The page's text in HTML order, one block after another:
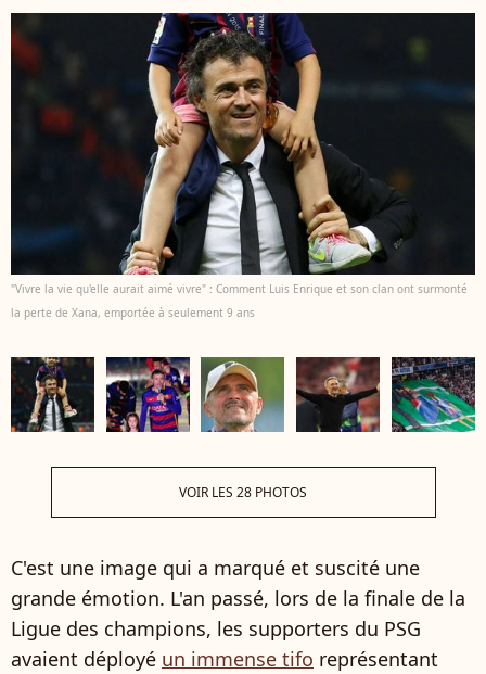
"Vivre la vie qu'elle aurait aimé vivre" : Comment Luis Enrique et son clan ont surmonté
la perte de Xana, emportée à seulement 9 ans
VOIR LES 28 PHOTOS
C'est une image qui a marqué et suscité une
grande émotion. L'an passé, lors de la finale de la
Ligue des champions, les supporters du PSG
avaient déployé un immense tifo représentant